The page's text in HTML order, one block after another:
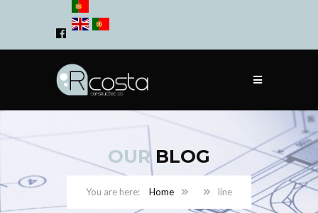
OURBLOG
Home line